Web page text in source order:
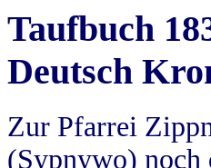
Taufbuch
Deutsch
Zur Pfarrei
(Sypnywo) noch